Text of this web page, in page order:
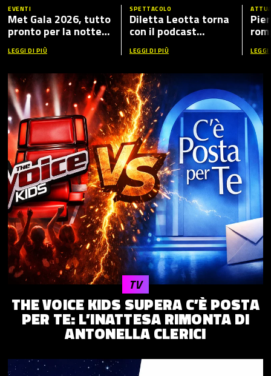
EVENTI
Met Gala 2026, tutto
pronto per la notte
più fashion dell’anno:
tema, ospiti e dove
LEGGI DI PIÙ
SPETTACOLO
Diletta Leotta torna
con il podcast
“Mamma Dilettante
5”, ecco i nuovi ospiti
LEGGI DI PIÙ
THE VOICE KIDS SUPERA C’È POSTA
PER TE: L’INATTESA RIMONTA DI
ANTONELLA CLERICI
TV